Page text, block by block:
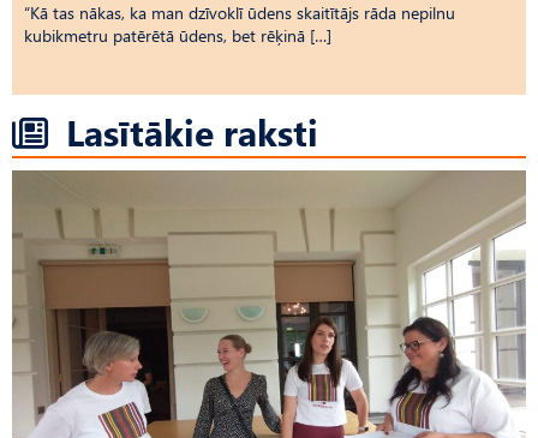
“Kā tas nākas, ka man dzīvoklī ūdens skaitītājs rāda nepilnu
kubikmetru patērētā ūdens, bet rēķinā […]
Lasītākie raksti